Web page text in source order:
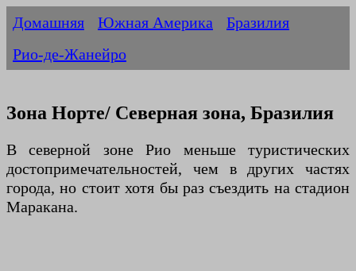
Домашняя Южная Америка
Бразилия
Рио-де-Жанейро
Зона Норте/ Северная зона, Бразилия
В северной зоне Рио меньше туристических
достопримечательностей, чем в других частях
города, но стоит хотя бы раз съездить на стадион
Маракана.